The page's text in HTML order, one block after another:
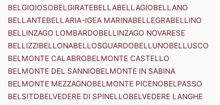
BELGIOIOSOBELGIRATEBELLABELLAGIOBELLANO
BELLANTEBELLARIA-IGEA MARINABELLEGRABELLINO
BELLINZAGO LOMBARDOBELLINZAGO NOVARESE
BELLIZZIBELLONABELLOSGUARDOBELLUNOBELLUSCO
BELMONTE CALABROBELMONTE CASTELLO
BELMONTE DEL SANNIOBELMONTE IN SABINA
BELMONTE MEZZAGNOBELMONTE PICENOBELPASSO
BELSITOBELVEDERE DI SPINELLOBELVEDERE LANGHE